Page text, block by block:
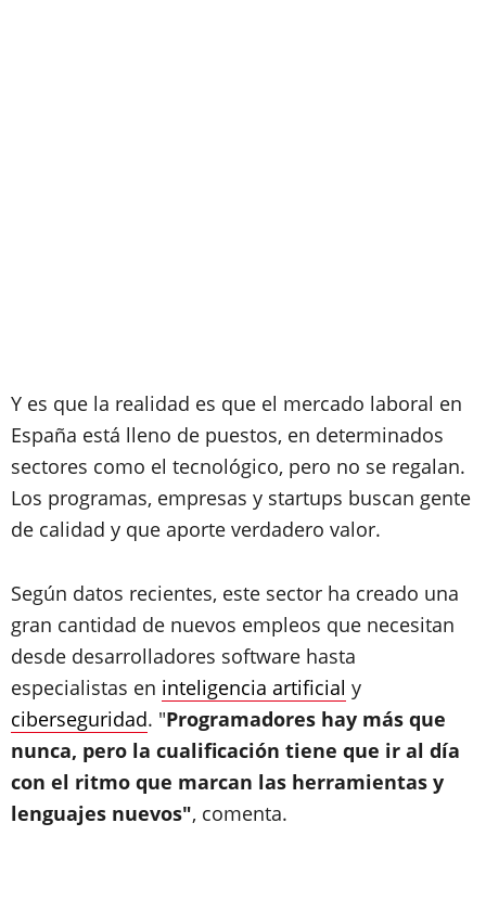
Y es que la realidad es que el mercado laboral en
España está lleno de puestos, en determinados
sectores como el tecnológico, pero no se regalan.
Los programas, empresas y startups buscan gente
de calidad y que aporte verdadero valor.
Según datos recientes, este sector ha creado una
gran cantidad de nuevos empleos que necesitan
desde desarrolladores software hasta
especialistas en inteligencia artificial y
ciberseguridad. "Programadores hay más que
nunca, pero la cualificación tiene que ir al día
con el ritmo que marcan las herramientas y
lenguajes nuevos", comenta.